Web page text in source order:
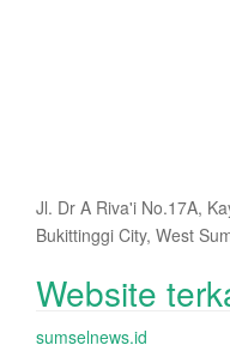
Jl. Dr A Riva'i No.17A,
Bukittinggi City, West
Website
sumselnews.id